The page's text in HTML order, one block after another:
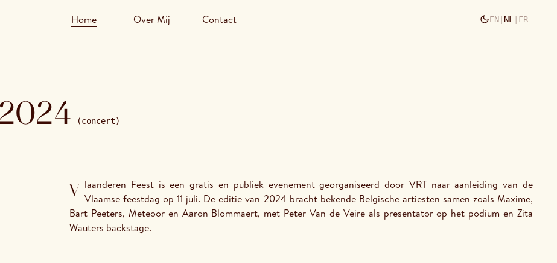
Home Over Mij Contact EN NL FR
(concert)
Vlaanderen Feest is een gratis en publiek evenement georganiseerd door VRT naar aanleiding van de Vlaamse feestdag op 11 juli. De editie van 2024 bracht bekende Belgische artiesten samen zoals Maxime,
Bart Peeters, Meteoor en Aaron Blommaert, met Peter Van de Veire als presentator op het podium en Zita
Wauters backstage.